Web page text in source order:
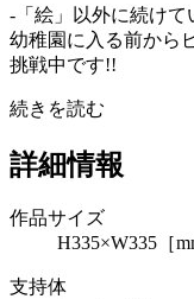
‐「絵」以外に続け
幼稚園に入る前から
挑戦中です!!
続きを読む
詳細情報
作品サイズ
H335×W335［
支持体